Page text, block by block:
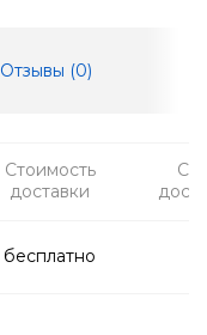
Отзывы (0)
Стоимость
доставки
бесплатно